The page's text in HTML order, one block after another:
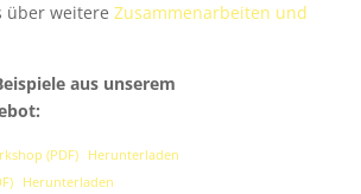
über weitere Zusammenarbeiten und
aus unserem
(PDF)
Herunterladen
Herunterladen